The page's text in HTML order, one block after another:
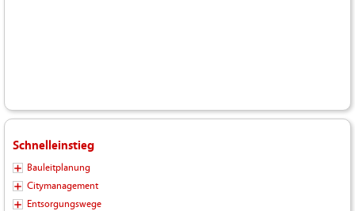
Schnelleinstieg
Bauleitplanung
Citymanagement
Entsorgungswege